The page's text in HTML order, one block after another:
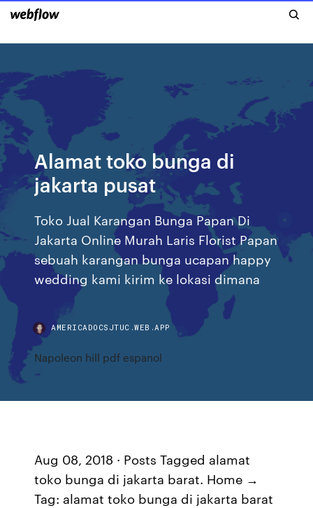
Alamat toko bunga di
jakarta pusat
Toko Jual Karangan Bunga Papan Di
Jakarta Online Murah Laris Florist Papan
sebuah karangan bunga ucapan happy
wedding kami kirim ke lokasi dimana
AMERICADOCSJTUC.WEB.APP
Napoleon hill pdf espanol
Aug 08, 2018 · Posts Tagged alamat
toko bunga di jakarta barat. Home →
Tag: alamat toko bunga di jakarta barat